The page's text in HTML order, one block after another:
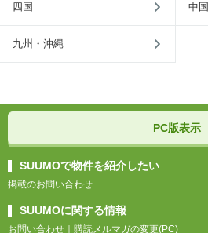
四国 中国
九州・沖縄
PC版表示
SUUMOで物件を紹介したい
掲載のお問い合わせ
SUUMOに関する情報
お問い合わせ 購読メルマガの変更(PC)